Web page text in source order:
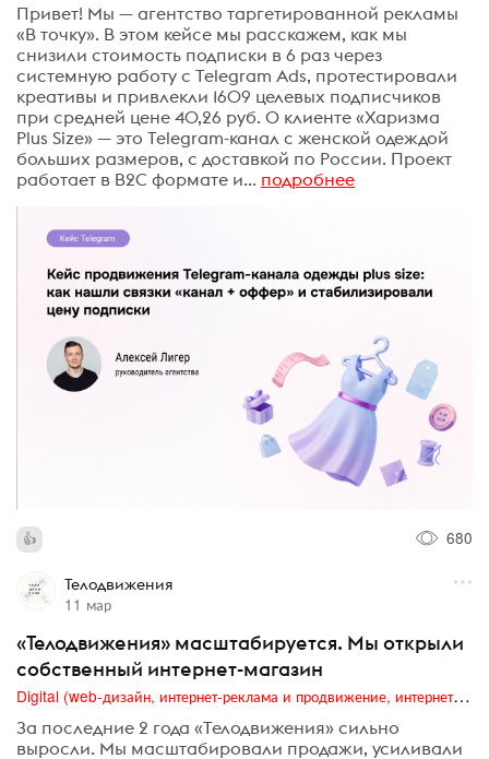
Привет! Мы — агентство таргетированной рекламы
«В точку». В этом кейсе мы расскажем, как мы
снизили стоимость подписки в 6 раз через
системную работу с Telegram Ads, протестировали
креативы и привлекли 1609 целевых подписчиков
при средней цене 40,26 руб. О клиенте «Харизма
Plus Size» — это Telegram-канал с женской одеждой
больших размеров, с доставкой по России. Проект
работает в B2C формате и... подробнее
680
Телодвижения
11 мар
«Телодвижения» масштабируется. Мы открыли
собственный интернет-магазин
Digital (web-дизайн, интернет-реклама и продвижение, интернет-сообщества и блоги, интернет-коммуникации, мобильный маркетинг, реклама на цифровых экранах)
За последние 2 года «Телодвижения» сильно
выросли. Мы масштабировали продажи, усиливали